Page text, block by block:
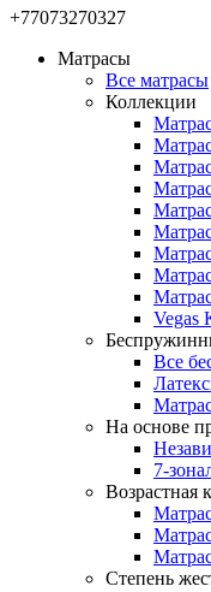
+77073270327
Матрасы
Все матрасы
Коллекции
Vegas
Все
На основе
7-
Возрастная
Степень